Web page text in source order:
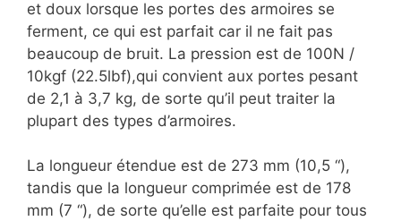
et doux lorsque les portes des armoires se
ferment, ce qui est parfait car il ne fait pas
beaucoup de bruit. La pression est de 100N /
10kgf (22.5lbf),qui convient aux portes pesant
de 2,1 à 3,7 kg, de sorte qu’il peut traiter la
plupart des types d’armoires.
La longueur étendue est de 273 mm (10,5 “),
tandis que la longueur comprimée est de 178
mm (7 “), de sorte qu’elle est parfaite pour tous